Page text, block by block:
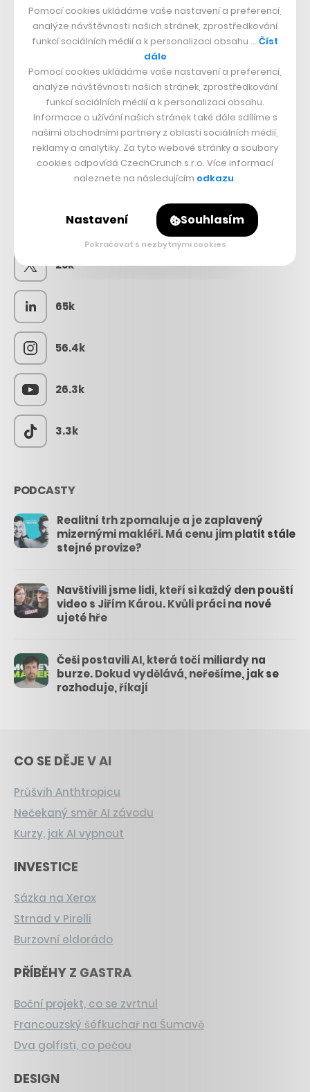
SLEDUJTE NÁS
73k
25k
65k
56.4k
26.3k
3.3k
PODCASTY
Realitní trh zpomaluje a je zaplavený
mizernými makléři. Má cenu jim platit stále
stejné provize?
Navštívili jsme lidi, kteří si každý den pouští
video s Jiřím Károu. Kvůli práci na nové
ujeté hře
Češi postavili AI, která točí miliardy na
burze. Dokud vydělává, neřešíme, jak se
rozhoduje, říkají
CO SE DĚJE V AI
Průšvih Anthtropicu
Nečekaný směr AI závodu
Kurzy, jak AI vypnout
INVESTICE
Sázka na Xerox
Strnad v Pirelli
Burzovní eldorádo
PŘÍBĚHY Z GASTRA
Boční projekt, co se zvrtnul
Francouzský šéfkuchař na Šumavě
Dva golfisti, co pečou
DESIGN
Pomocí cookies ukládáme vaše nastavení a preferencí,
analýze návštěvnosti našich stránek, zprostředkování
funkcí sociálních médií a k personalizaci obsahu … Číst
dále
Pomocí cookies ukládáme vaše nastavení a preferencí,
analýze návštěvnosti našich stránek, zprostředkování
funkcí sociálních médií a k personalizaci obsahu.
Informace o užívání našich stránek také dále sdílíme s
našimi obchodními partnery z oblasti sociálních médií,
reklamy a analytiky. Za tyto webové stránky a soubory
cookies odpovídá CzechCrunch s.r.o. Více informací
naleznete na následujícím odkazu.
Nastavení Souhlasím
Pokračovat s nezbytnými cookies